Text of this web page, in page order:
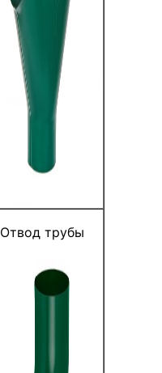
Отвод трубы